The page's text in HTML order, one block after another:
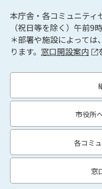
本庁舎・各コミュニティ
（祝日等を除く）午前9
＊部署や施設によって
ります。 窓口開設案内
市役所
各コミ
窓